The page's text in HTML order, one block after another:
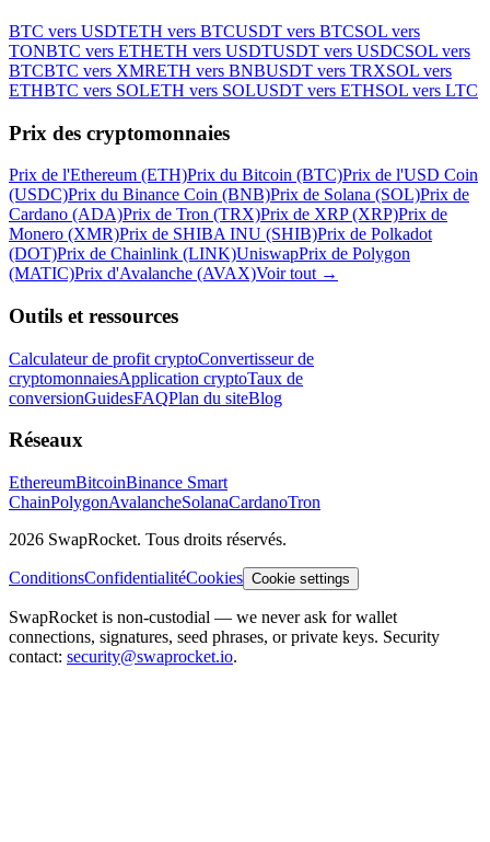
BTC vers USDTETH vers BTCUSDT vers BTCSOL vers
TONBTC vers ETHETH vers USDTUSDT vers USDCSOL vers
BTCBTC vers XMRETH vers BNBUSDT vers TRXSOL vers
ETHBTC vers SOLETH vers SOLUSDT vers ETHSOL vers LTC
Prix des cryptomonnaies
Prix de l'Ethereum (ETH)Prix du Bitcoin (BTC)Prix de l'USD Coin
(USDC)Prix du Binance Coin (BNB)Prix de Solana (SOL)Prix de
Cardano (ADA)Prix de Tron (TRX)Prix de XRP (XRP)Prix de
Monero (XMR)Prix de SHIBA INU (SHIB)Prix de Polkadot
(DOT)Prix de Chainlink (LINK)UniswapPrix de Polygon
(MATIC)Prix d'Avalanche (AVAX)Voir tout →
Outils et ressources
Calculateur de profit cryptoConvertisseur de
cryptomonnaiesApplication cryptoTaux de
conversionGuidesFAQPlan du siteBlog
Réseaux
EthereumBitcoinBinance Smart
ChainPolygonAvalancheSolanaCardanoTron
2026 SwapRocket. Tous droits réservés.
ConditionsConfidentialitéCookies Cookie settings
SwapRocket is non-custodial — we never ask for wallet
connections, signatures, seed phrases, or private keys. Security
contact: security@swaprocket.io.